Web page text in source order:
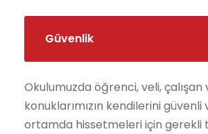
Güvenlik
Okulumuzda öğrenci, veli, çalışan
konuklarımızın kendilerini
ortamda hissetmeleri için gerekli